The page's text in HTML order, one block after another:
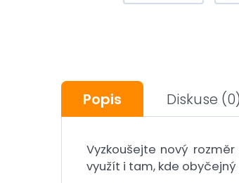
Popis Diskuse (0)
Vyzkoušejte nový
využít i tam, kde